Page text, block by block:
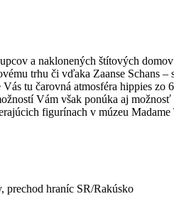
a naklonených štítových
trhu či vďaka Zaanse Schans
tu čarovná atmosféra hippies
Vám však ponúka aj
figurínach v múzeu
prechod hraníc SR/Rakúsko